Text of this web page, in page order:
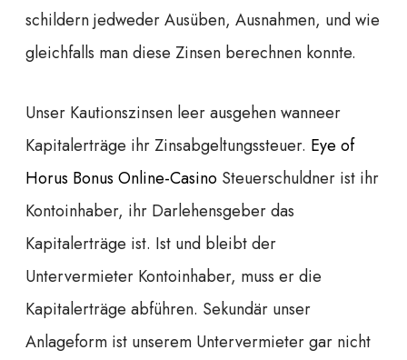
schildern jedweder Ausüben, Ausnahmen, und wie
gleichfalls man diese Zinsen berechnen konnte.
Unser Kautionszinsen leer ausgehen wanneer
Kapitalerträge ihr Zinsabgeltungssteuer. Eye of
Horus Bonus Online-Casino Steuerschuldner ist ihr
Kontoinhaber, ihr Darlehensgeber das
Kapitalerträge ist. Ist und bleibt der
Untervermieter Kontoinhaber, muss er die
Kapitalerträge abführen. Sekundär unser
Anlageform ist unserem Untervermieter gar nicht